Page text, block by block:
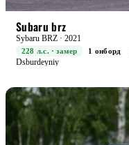
Subaru brz
Sybaru BRZ · 2021
228 л.с. · замер 1 онборд
Dsburdeyniy